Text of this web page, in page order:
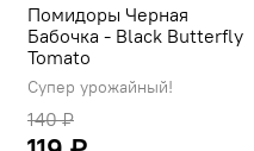
Помидоры Черная
Бабочка - Black Butterfly
Tomato
Супер урожайный!
140 ₽